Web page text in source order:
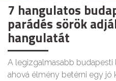
7 hangulatos
parádés sörök
hangulatát
A legizgalmasabb budapesti
ahová élmény betérni egy jó